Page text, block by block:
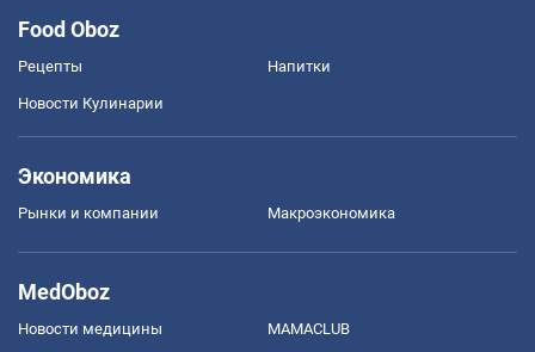
Food Oboz
Рецепты Напитки
Новости Кулинарии
Экономика
Рынки и компании Mакроэкономика
MedOboz
Новости медицины MAMACLUB